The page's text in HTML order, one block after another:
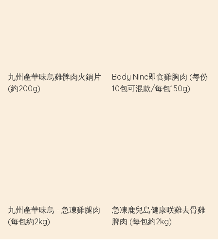
九州產華味鳥雞髀肉火鍋片
(約200g)
Body Nine即食雞胸肉 (每份
10包可混款/每包150g)
九州產華味鳥 - 急凍雞腿肉
(每包約2kg)
急凍鹿兒島健康咲雞去骨雞
脾肉 (每包約2kg)